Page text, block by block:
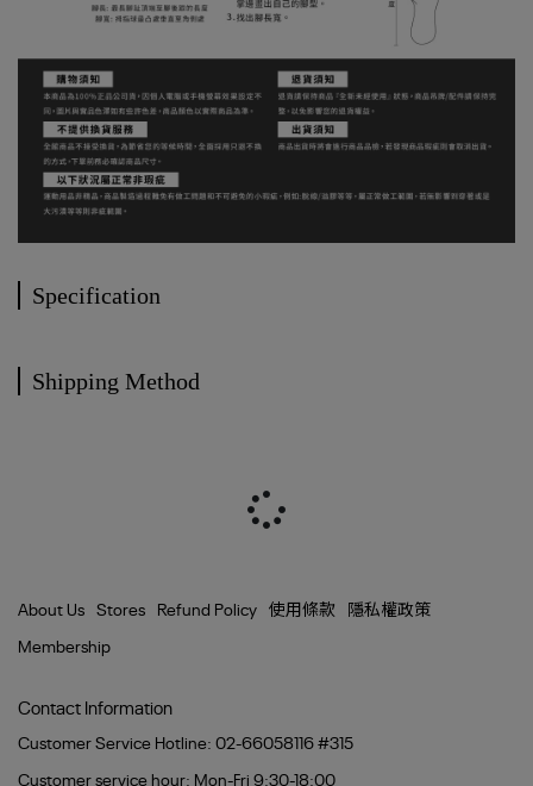
Specification
Shipping Method
About Us Stores Refund Policy 使用條款
隱私權政策
Membership
Contact Information
Customer Service Hotline: 02-66058116 #315
Customer service hour: Mon-Fri 9:30-18:00